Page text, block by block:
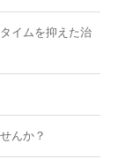
イムを抑えた治
んか？